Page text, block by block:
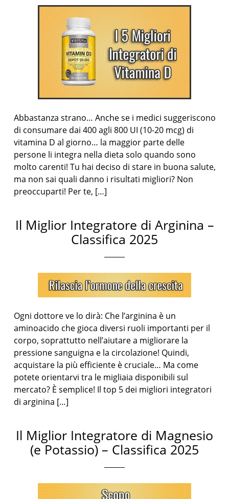
Abbastanza strano… Anche se i medici suggeriscono
di consumare dai 400 agli 800 UI (10-20 mcg) di
vitamina D al giorno… la maggior parte delle
persone li integra nella dieta solo quando sono
molto carenti! Tu hai deciso di stare in buona salute,
ma non sai quali danno i risultati migliori? Non
preoccuparti! Per te, […]
Il Miglior Integratore di Arginina –
Classifica 2025
Ogni dottore ve lo dirà: Che l’arginina è un
aminoacido che gioca diversi ruoli importanti per il
corpo, soprattutto nell’aiutare a migliorare la
pressione sanguigna e la circolazione! Quindi,
acquistare la più efficiente è cruciale… Ma come
potete orientarvi tra le migliaia disponibili sul
mercato? È semplice! Il top 5 dei migliori integratori
di arginina […]
Il Miglior Integratore di Magnesio
(e Potassio) – Classifica 2025